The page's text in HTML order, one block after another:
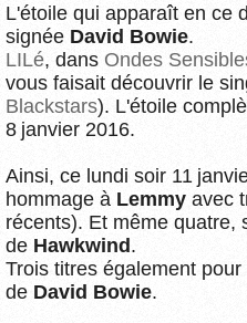
L'étoile qui apparaît en ce
signée David Bowie.
LILé, dans Ondes
vous faisait découvrir le
Blackstars). L'étoile
8 janvier 2016.
Ainsi, ce lundi soir 11
hommage à Lemmy avec
récents). Et même quatre,
de Hawkwind.
Trois titres également
de David Bowie.